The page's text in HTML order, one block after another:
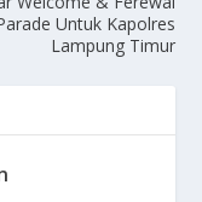
Untuk Kapolres
Lampung Timur